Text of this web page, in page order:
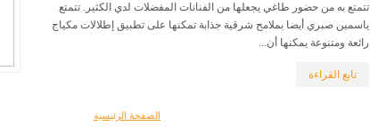
تتمتع به من حضور طاغي يجعلها من الفنانات المفضلات لدي الكثير. تتمتع
ياسمين صبري أيضا بملامح شرقية جذابة تمكنها على تطبيق إطلالات مكياج
رائعة ومتنوعة يمكنها أن...
تابع القراءة
الصفحة الرئيسية